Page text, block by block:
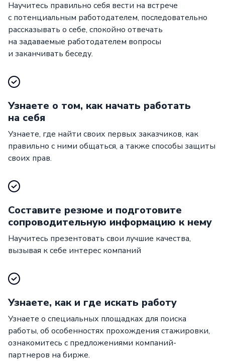
Научитесь правильно себя вести на встрече
с потенциальным работодателем, последовательно
рассказывать о себе, спокойно отвечать
на задаваемые работодателем вопросы
и заканчивать беседу.
Узнаете о том, как начать работать
на себя
Узнаете, где найти своих первых заказчиков, как
правильно с ними общаться, а также способы защиты
своих прав.
Составите резюме и подготовите
сопроводительную информацию к нему
Научитесь презентовать свои лучшие качества,
вызывая к себе интерес компаний
Узнаете, как и где искать работу
Узнаете о специальных площадках для поиска
работы, об особенностях прохождения стажировки,
ознакомитесь с предложениями компаний-
партнеров на бирже.